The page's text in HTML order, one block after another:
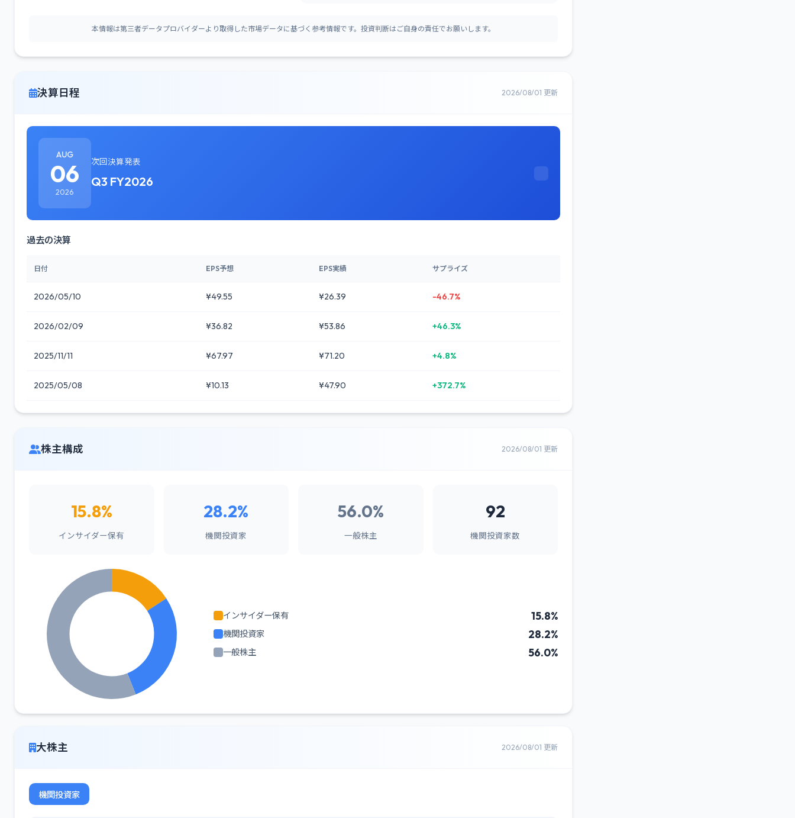
本情報は第三者データプロバイダーより取得した市場データに基づく参考情報です。投資判断はご自身の責任でお願いします。
決算日程 2026/08/01 更新
AUG
06
2026
次回決算発表
Q3 FY2026
過去の決算
日付 EPS予想 EPS実績 サプライズ
2026/05/10 ¥49.55 ¥26.39 -46.7%
2026/02/09 ¥36.82 ¥53.86 +46.3%
2025/11/11 ¥67.97 ¥71.20 +4.8%
2025/05/08 ¥10.13 ¥47.90 +372.7%
株主構成 2026/08/01 更新
15.8%
インサイダー保有
28.2%
機関投資家
56.0%
一般株主
92
機関投資家数
インサイダー保有 15.8%
機関投資家 28.2%
一般株主 56.0%
大株主 2026/08/01 更新
機関投資家